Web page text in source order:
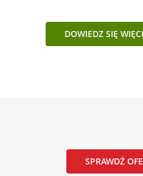
DOWIEDZ SIĘ
SPRAWDŹ